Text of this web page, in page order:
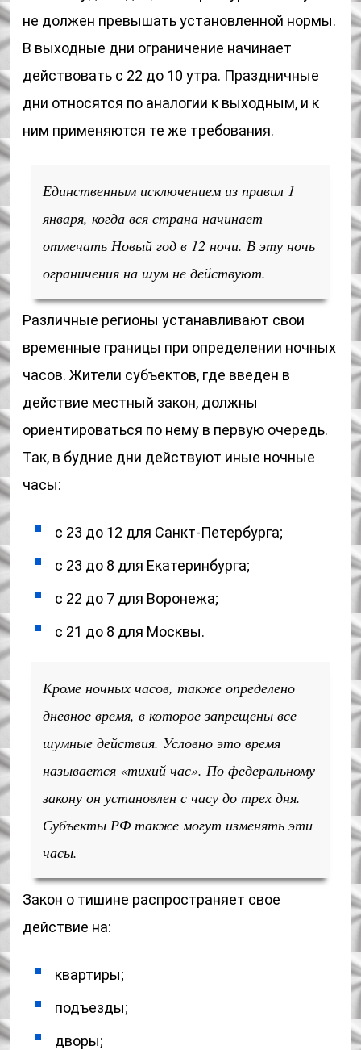
не должен превышать установленной нормы.
В выходные дни ограничение начинает
действовать с 22 до 10 утра. Праздничные
дни относятся по аналогии к выходным, и к
ним применяются те же требования.
Единственным исключением из правил 1
января, когда вся страна начинает
отмечать Новый год в 12 ночи. В эту ночь
ограничения на шум не действуют.
Различные регионы устанавливают свои
временные границы при определении ночных
часов. Жители субъектов, где введен в
действие местный закон, должны
ориентироваться по нему в первую очередь.
Так, в будние дни действуют иные ночные
часы:
с 23 до 12 для Санкт-Петербурга;
с 23 до 8 для Екатеринбурга;
с 22 до 7 для Воронежа;
с 21 до 8 для Москвы.
Кроме ночных часов, также определено
дневное время, в которое запрещены все
шумные действия. Условно это время
называется «тихий час». По федеральному
закону он установлен с часу до трех дня.
Субъекты РФ также могут изменять эти
часы.
Закон о тишине распространяет свое
действие на:
квартиры;
подъезды;
дворы;